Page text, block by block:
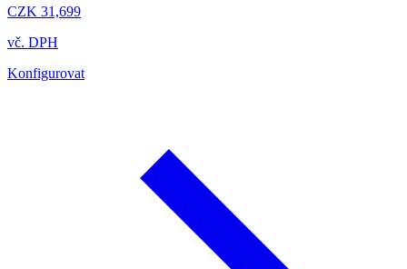
CZK 31,699
vč. DPH
Konfigurovat